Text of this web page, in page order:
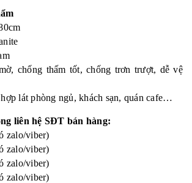
chống thấm tốt, chống trơn trượt, dễ vệ
lát phòng ngủ, khách sạn, quán cafe…
liên hệ SĐT bán hàng:
zalo/viber)
zalo/viber)
zalo/viber)
zalo/viber)